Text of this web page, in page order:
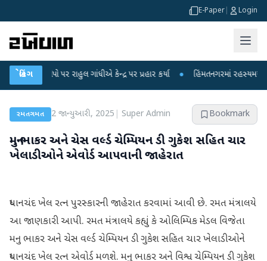
E-Paper Login
બ્રેકિંગ
આરોપો પર રાહુલ ગાંધીએ કેન્દ્ર પર પ્રહાર કર્યા ● હિંમતનગરમાં રહસ્યમય વાયરસ કે
રમતગમત 2 જાન્યુઆરી, 2025 Super Admin Bookmark
મનુ ભાકર અને ચેસ વર્લ્ડ ચેમ્પિયન ડી ગુકેશ સહિત ચાર
ખેલાડીઓને એવોર્ડ આપવાની જાહેરાત
ધ્યાનચંદ ખેલ રત્ન પુરસ્કારની જાહેરાત કરવામાં આવી છે. રમત મંત્રાલયે
આ જાણકારી આપી. રમત મંત્રાલયે કહ્યું કે ઓલિમ્પિક મેડલ વિજેતા
મનુ ભાકર અને ચેસ વર્લ્ડ ચેમ્પિયન ડી ગુકેશ સહિત ચાર ખેલાડીઓને
ધ્યાનચંદ ખેલ રત્ન એવોર્ડ મળશે. મનુ ભાકર અને વિશ્વ ચેમ્પિયન ડી ગુકેશ